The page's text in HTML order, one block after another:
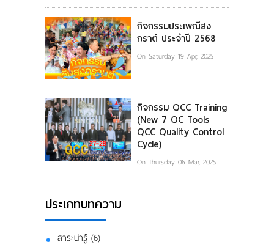
กิจกรรมประเพณีสง
กราต์ ประจำปี 2568
On Saturday 19 Apr, 2025
กิจกรรม QCC Training
(New 7 QC Tools
QCC Quality Control
Cycle)
On Thursday 06 Mar, 2025
ประเภทบทความ
สาระน่ารู้ (6)